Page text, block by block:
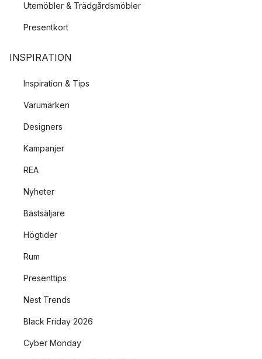
Utemöbler & Trädgårdsmöbler
Presentkort
INSPIRATION
Inspiration & Tips
Varumärken
Designers
Kampanjer
REA
Nyheter
Bästsäljare
Högtider
Rum
Presenttips
Nest Trends
Black Friday 2026
Cyber Monday